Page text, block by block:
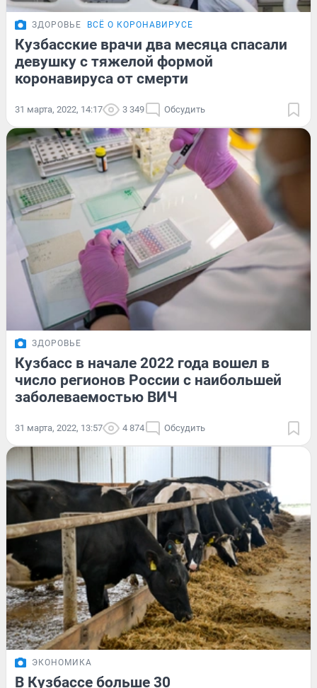
ЗДОРОВЬЕ ВСЁ О КОРОНАВИРУСЕ
Кузбасские врачи два месяца спасали
девушку с тяжелой формой
коронавируса от смерти
31 марта, 2022, 14:17 3 349 Обсудить
ЗДОРОВЬЕ
Кузбасс в начале 2022 года вошел в
число регионов России с наибольшей
заболеваемостью ВИЧ
31 марта, 2022, 13:57 4 874 Обсудить
ЭКОНОМИКА
В Кузбассе больше 30